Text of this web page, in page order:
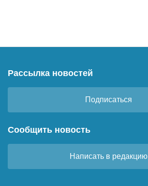
Рассылка новостей
Подписаться
Сообщить новость
Написать в редакцию